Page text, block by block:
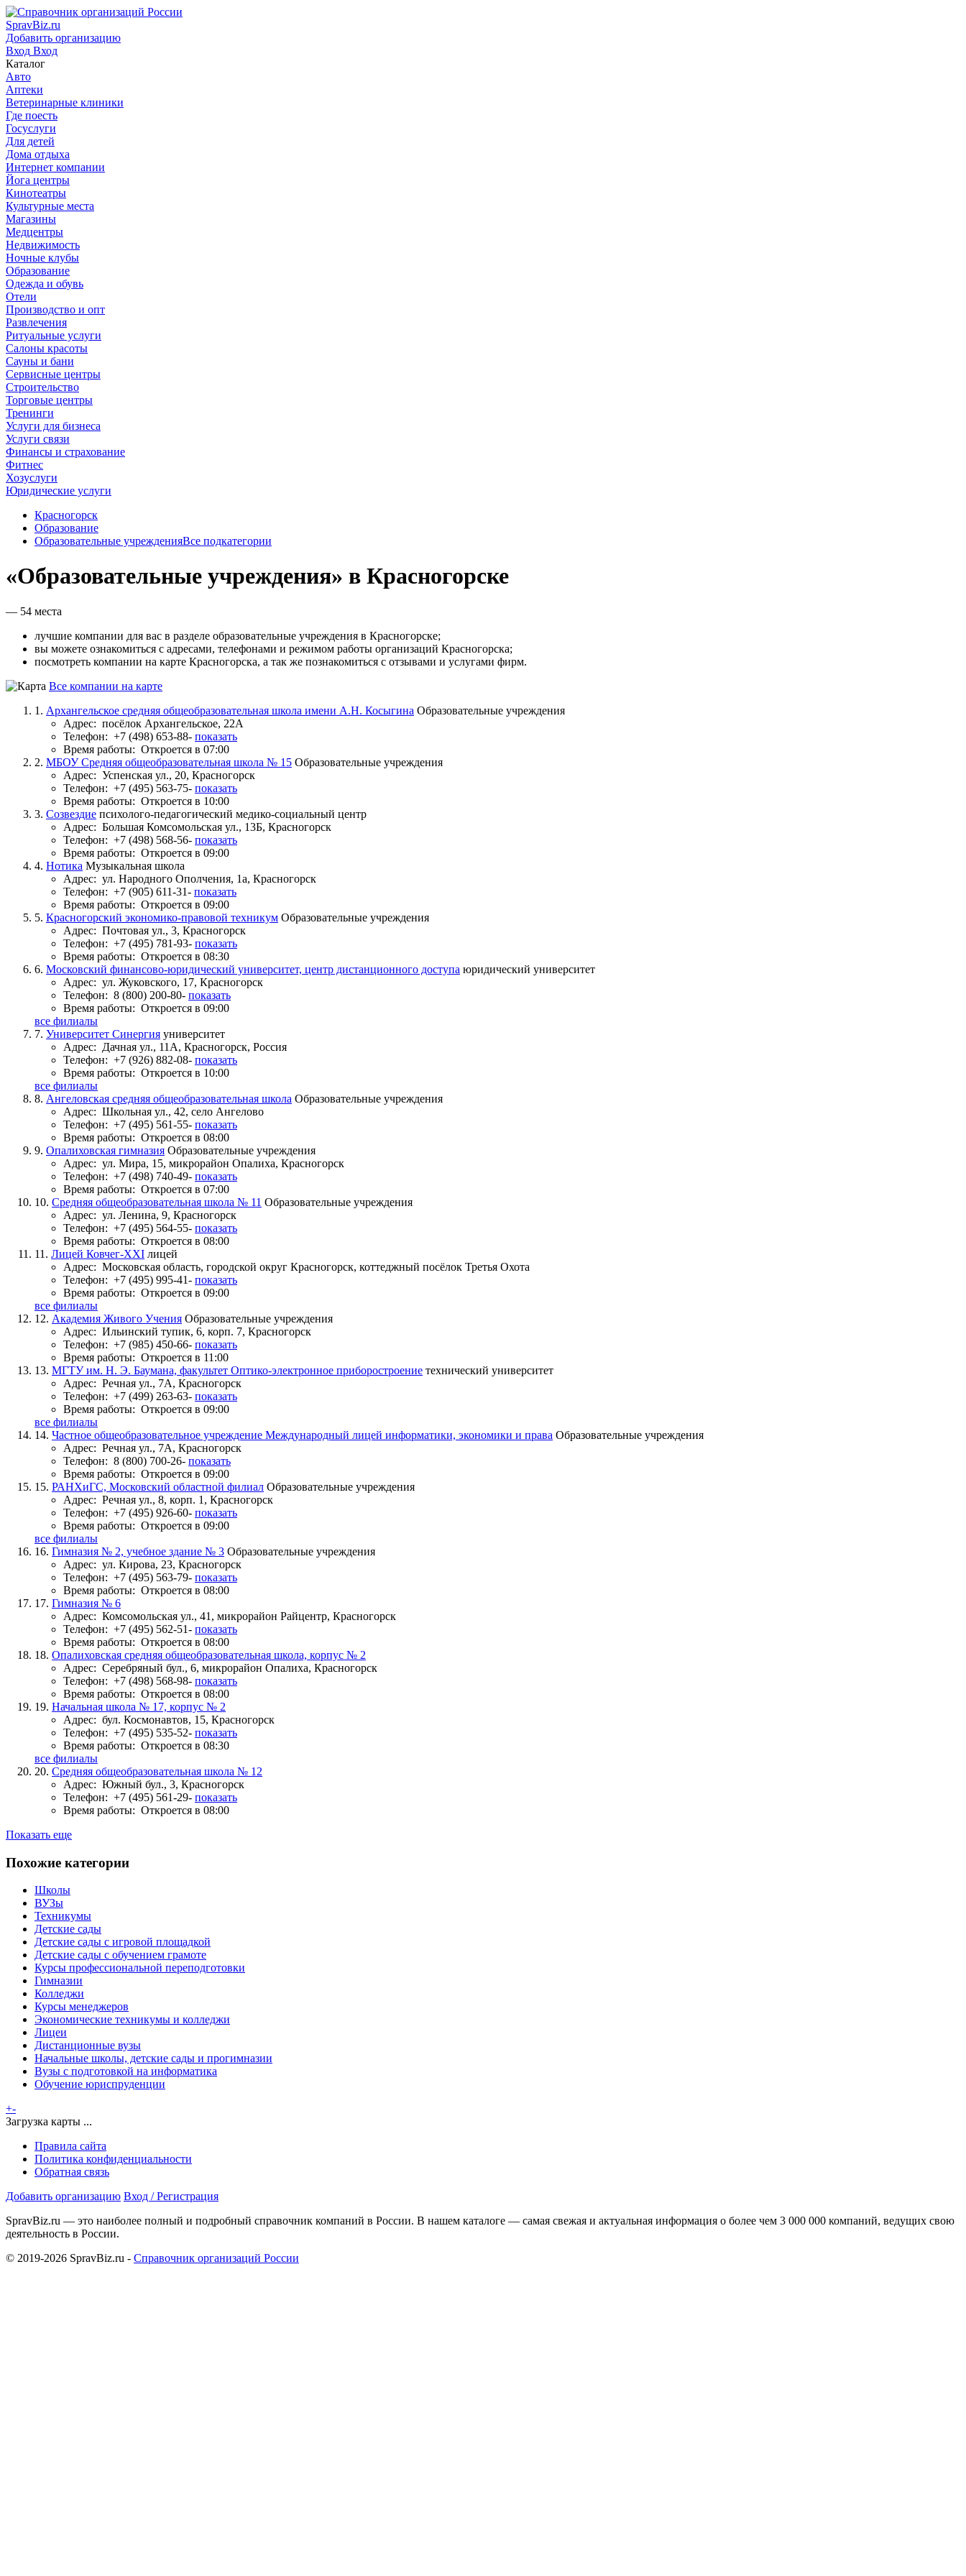
SpravBiz.ru
Добавить организацию
Вход Вход
Каталог
Авто
Аптеки
Ветеринарные клиники
Где поесть
Госуслуги
Для детей
Дома отдыха
Интернет компании
Йога центры
Кинотеатры
Культурные места
Магазины
Медцентры
Недвижимость
Ночные клубы
Образование
Одежда и обувь
Отели
Производство и опт
Развлечения
Ритуальные услуги
Салоны красоты
Сауны и бани
Сервисные центры
Строительство
Торговые центры
Тренинги
Услуги для бизнеса
Услуги связи
Финансы и страхование
Фитнес
Хозуслуги
Юридические услуги
Красногорск
Образование
Образовательные учрежденияВсе подкатегории
«Образовательные учреждения» в Красногорске
— 54 места
лучшие компании для вас в разделе образовательные учреждения в Красногорске;
вы можете ознакомиться с адресами, телефонами и режимом работы организаций Красногорска;
посмотреть компании на карте Красногорска, а так же познакомиться с отзывами и услугами фирм.
Все компании на карте
1. Архангельское средняя общеобразовательная школа имени А.Н. Косыгина Образовательные учреждения
Адрес: посёлок Архангельское, 22А
Телефон: +7 (498) 653-88- показать
Время работы: Откроется в 07:00
2. МБОУ Средняя общеобразовательная школа № 15 Образовательные учреждения
Адрес: Успенская ул., 20, Красногорск
Телефон: +7 (495) 563-75- показать
Время работы: Откроется в 10:00
3. Созвездие психолого-педагогический медико-социальный центр
Адрес: Большая Комсомольская ул., 13Б, Красногорск
Телефон: +7 (498) 568-56- показать
Время работы: Откроется в 09:00
4. Нотика Музыкальная школа
Адрес: ул. Народного Ополчения, 1а, Красногорск
Телефон: +7 (905) 611-31- показать
Время работы: Откроется в 09:00
5. Красногорский экономико-правовой техникум Образовательные учреждения
Адрес: Почтовая ул., 3, Красногорск
Телефон: +7 (495) 781-93- показать
Время работы: Откроется в 08:30
6. Московский финансово-юридический университет, центр дистанционного доступа юридический университет
Адрес: ул. Жуковского, 17, Красногорск
Телефон: 8 (800) 200-80- показать
Время работы: Откроется в 09:00
все филиалы
7. Университет Синергия университет
Адрес: Дачная ул., 11А, Красногорск, Россия
Телефон: +7 (926) 882-08- показать
Время работы: Откроется в 10:00
все филиалы
8. Ангеловская средняя общеобразовательная школа Образовательные учреждения
Адрес: Школьная ул., 42, село Ангелово
Телефон: +7 (495) 561-55- показать
Время работы: Откроется в 08:00
9. Опалиховская гимназия Образовательные учреждения
Адрес: ул. Мира, 15, микрорайон Опалиха, Красногорск
Телефон: +7 (498) 740-49- показать
Время работы: Откроется в 07:00
10. Средняя общеобразовательная школа № 11 Образовательные учреждения
Адрес: ул. Ленина, 9, Красногорск
Телефон: +7 (495) 564-55- показать
Время работы: Откроется в 08:00
11. Лицей Ковчег-XXI лицей
Адрес: Московская область, городской округ Красногорск, коттеджный посёлок Третья Охота
Телефон: +7 (495) 995-41- показать
Время работы: Откроется в 09:00
все филиалы
12. Академия Живого Учения Образовательные учреждения
Адрес: Ильинский тупик, 6, корп. 7, Красногорск
Телефон: +7 (985) 450-66- показать
Время работы: Откроется в 11:00
13. МГТУ им. Н. Э. Баумана, факультет Оптико-электронное приборостроение технический университет
Адрес: Речная ул., 7А, Красногорск
Телефон: +7 (499) 263-63- показать
Время работы: Откроется в 09:00
все филиалы
14. Частное общеобразовательное учреждение Международный лицей информатики, экономики и права Образовательные учреждения
Адрес: Речная ул., 7А, Красногорск
Телефон: 8 (800) 700-26- показать
Время работы: Откроется в 09:00
15. РАНХиГС, Московский областной филиал Образовательные учреждения
Адрес: Речная ул., 8, корп. 1, Красногорск
Телефон: +7 (495) 926-60- показать
Время работы: Откроется в 09:00
все филиалы
16. Гимназия № 2, учебное здание № 3 Образовательные учреждения
Адрес: ул. Кирова, 23, Красногорск
Телефон: +7 (495) 563-79- показать
Время работы: Откроется в 08:00
17. Гимназия № 6
Адрес: Комсомольская ул., 41, микрорайон Райцентр, Красногорск
Телефон: +7 (495) 562-51- показать
Время работы: Откроется в 08:00
18. Опалиховская средняя общеобразовательная школа, корпус № 2
Адрес: Серебряный бул., 6, микрорайон Опалиха, Красногорск
Телефон: +7 (498) 568-98- показать
Время работы: Откроется в 08:00
19. Начальная школа № 17, корпус № 2
Адрес: бул. Космонавтов, 15, Красногорск
Телефон: +7 (495) 535-52- показать
Время работы: Откроется в 08:30
все филиалы
20. Средняя общеобразовательная школа № 12
Адрес: Южный бул., 3, Красногорск
Телефон: +7 (495) 561-29- показать
Время работы: Откроется в 08:00
Показать еще
Похожие категории
Школы
ВУЗы
Техникумы
Детские сады
Детские сады с игровой площадкой
Детские сады с обучением грамоте
Курсы профессиональной переподготовки
Гимназии
Колледжи
Курсы менеджеров
Экономические техникумы и колледжи
Лицеи
Дистанционные вузы
Начальные школы, детские сады и прогимназии
Вузы с подготовкой на информатика
Обучение юриспруденции
+-
Загрузка карты ...
Правила сайта
Политика конфиденциальности
Обратная связь
Добавить организацию Вход / Регистрация
SpravBiz.ru — это наиболее полный и подробный справочник компаний в России. В нашем каталоге — самая свежая и актуальная информация о более чем 3 000 000 компаний, ведущих свою
деятельность в России.
© 2019-2026 SpravBiz.ru - Справочник организаций России